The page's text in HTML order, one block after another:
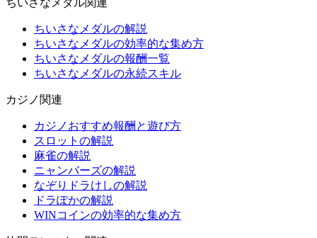
ちいさなメダル関連
ちいさなメダルの解説
ちいさなメダルの効率的な集め方
ちいさなメダルの報酬一覧
ちいさなメダルの永続スキル
カジノ関連
カジノおすすめ報酬と遊び方
スロットの解説
麻雀の解説
ニャンバーズの解説
なぞりドラけしの解説
ドラぽかの解説
WINコインの効率的な集め方